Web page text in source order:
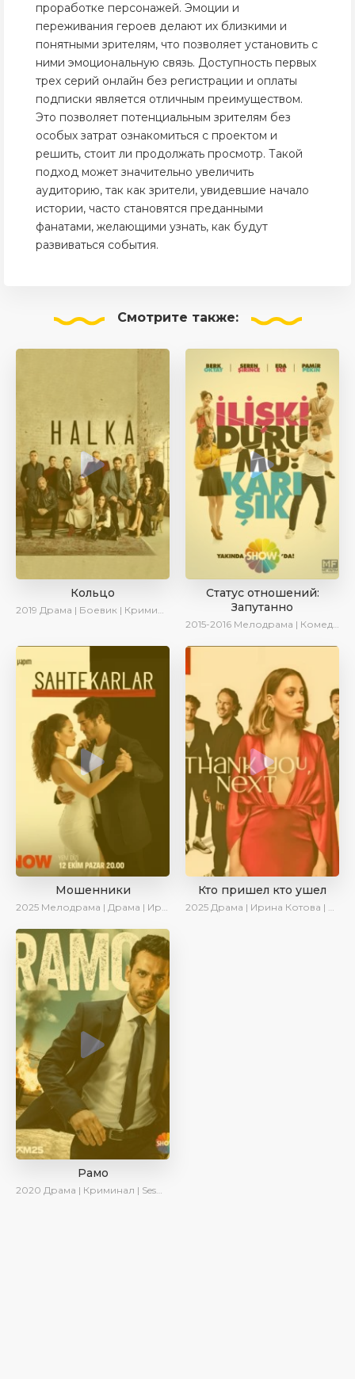
проработке персонажей. Эмоции и
переживания героев делают их близкими и
понятными зрителям, что позволяет установить с
ними эмоциональную связь. Доступность первых
трех серий онлайн без регистрации и оплаты
подписки является отличным преимуществом.
Это позволяет потенциальным зрителям без
особых затрат ознакомиться с проектом и
решить, стоит ли продолжать просмотр. Такой
подход может значительно увеличить
аудиторию, так как зрители, увидевшие начало
истории, часто становятся преданными
фанатами, желающими узнать, как будут
развиваться события.
Смотрите также:
Кольцо
2019 Драма | Боевик | Криминал
Статус отношений:
Запутанно
2015-2016 Мелодрама | Комедия
Мошенники
2025 Мелодрама | Драма | Ирина Котова | AlisaDirilis | Новинки | Сериалы 2025
Кто пришел кто ушел
2025 Драма | Ирина Котова | Новинки | Сериалы 2025
Рамо
2020 Драма | Криминал | SesDizi | Ирина Котова